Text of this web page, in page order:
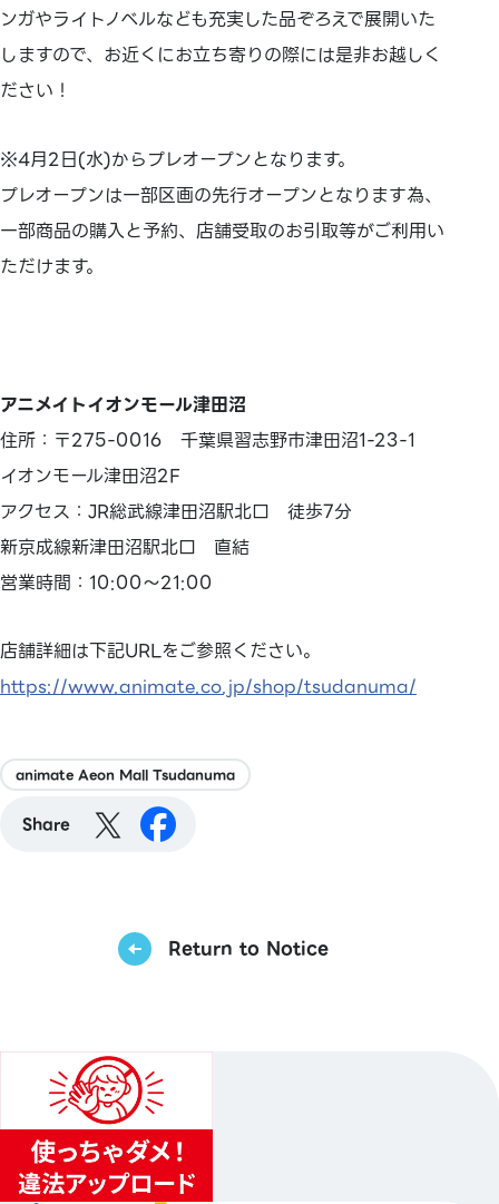
ンガやライトノベルなども充実した品ぞろえで展開いた
しますので、お近くにお立ち寄りの際には是非お越しく
ださい！
※4月2日(水)からプレオープンとなります。
プレオープンは一部区画の先行オープンとなります為、
一部商品の購入と予約、店舗受取のお引取等がご利用い
ただけます。
アニメイトイオンモール津田沼
住所：〒275-0016 千葉県習志野市津田沼1-23-1
イオンモール津田沼2F
アクセス：JR総武線津田沼駅北口 徒歩7分
新京成線新津田沼駅北口 直結
営業時間：10:00～21:00
店舗詳細は下記URLをご参照ください。
https://www.animate.co.jp/shop/tsudanuma/
animate Aeon Mall Tsudanuma
Share
Return to Notice